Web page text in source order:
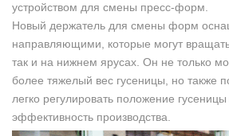
устройством для смены пресс-форм.
Новый держатель для смены форм
направляющими, которые могут
так и на нижнем ярусах. Он не только
более тяжелый вес гусеницы, но также
легко регулировать положение
эффективность производства.